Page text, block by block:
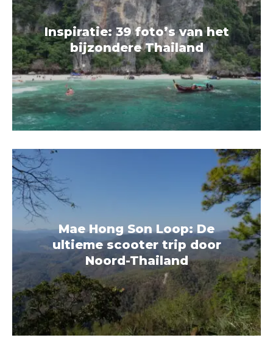
Inspiratie: 39 foto’s van het
bijzondere Thailand
Mae Hong Son Loop: De
ultieme scooter trip door
Noord-Thailand